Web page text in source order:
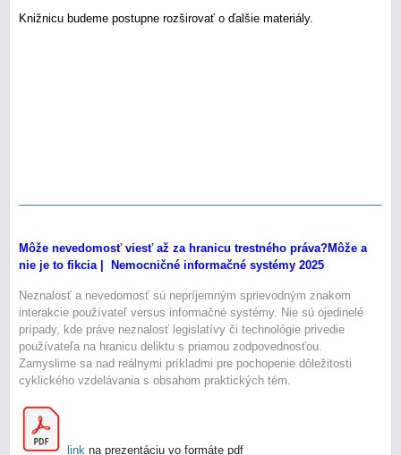
Knižnicu budeme postupne rozširovať o ďalšie materiály.
Môže nevedomosť viesť až za hranicu trestného práva?Môže a
nie je to fikcia | Nemocničné informačné systémy 2025
Neznalosť a nevedomosť sú nepríjemným sprievodným znakom
interakcie používateľ versus informačné systémy. Nie sú ojedinelé
prípady, kde práve neznalosť legislatívy či technológie privedie
používateľa na hranicu deliktu s priamou zodpovednosťou.
Zamyslime sa nad reálnymi príkladmi pre pochopenie dôležitosti
cyklického vzdelávania s obsahom praktických tém.
link na prezentáciu vo formáte pdf